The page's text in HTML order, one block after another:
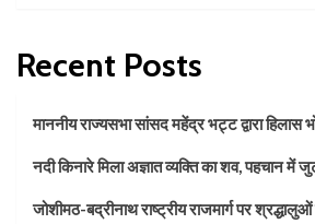
Recent Posts
माननीय राज्यसभा सांसद महेंद्र भट्ट द्वारा
नदी किनारे मिला अज्ञात व्यक्ति का शव, पहचान में
जोशीमठ-बद्रीनाथ राष्ट्रीय राजमार्ग पर